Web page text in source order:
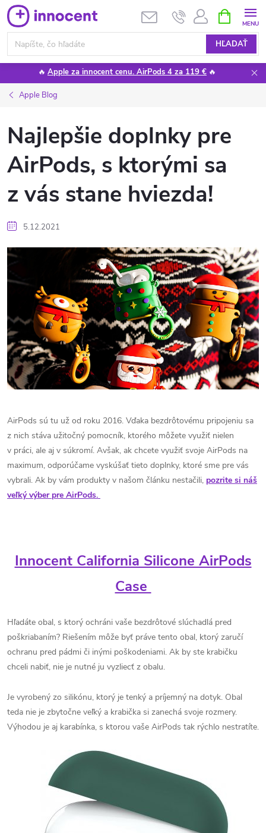
Prejsť
na
obsah
HĽADAŤ
KOŠÍK
🔥 Apple za innocent cenu. AirPods 4 za 119 € 🔥
Apple Blog
Najlepšie doplnky pre
AirPods, s ktorými sa
z vás stane hviezda!
5.12.2021
AirPods sú tu už od roku 2016. Vďaka bezdrôtovému pripojeniu sa
z nich stáva užitočný pomocník, ktorého môžete využiť nielen
v práci, ale aj v súkromí. Avšak, ak chcete využiť svoje AirPods na
maximum, odporúčame vyskúšať tieto doplnky, ktoré sme pre vás
vybrali. Ak by vám produkty v našom článku nestačili, pozrite si náš
veľký výber pre AirPods.
Innocent California Silicone AirPods
Case
Hľadáte obal, s ktorý ochráni vaše bezdrôtové slúchadlá pred
poškriabaním? Riešením môže byť práve tento obal, ktorý zaručí
ochranu pred pádmi či inými poškodeniami. Ak by ste krabičku
chceli nabiť, nie je nutné ju vyzliecť z obalu.
Je vyrobený zo silikónu, ktorý je tenký a príjemný na dotyk. Obal
teda nie je zbytočne veľký a krabička si zanechá svoje rozmery.
Výhodou je aj karabínka, s ktorou vaše AirPods tak rýchlo nestratíte.